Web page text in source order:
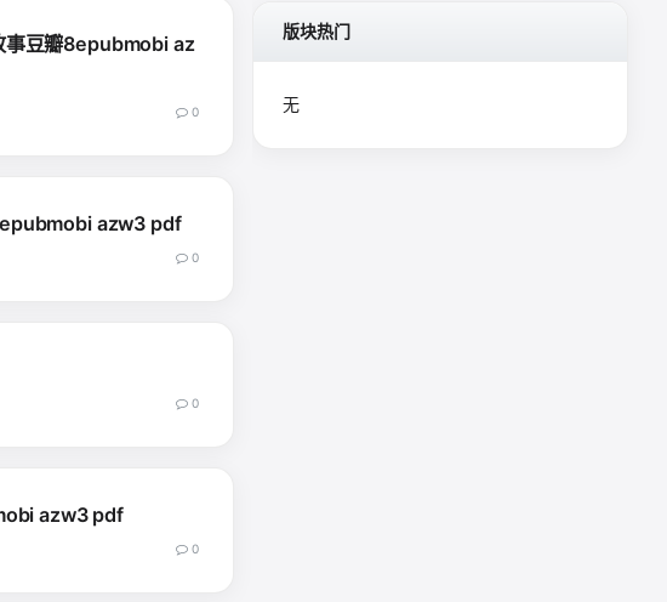
事豆瓣8epubmobi az
0
azw3 pdf
0
0
azw3 pdf
0
版块热门
无